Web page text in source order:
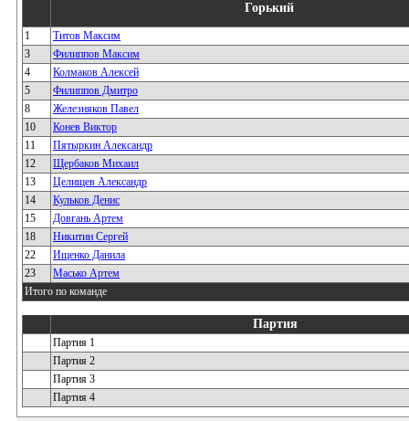
Горький
1
Титов Максим
3
Филиппов Максим
4
Колмаков Алексей
5
Филиппов Дмитро
8
Железняков Павел
10
Конев Виктор
11
Пятыркин Александр
12
Щербаков Михаил
13
Целищев Александр
14
Кульков Денис
15
Довгань Артем
18
Никитин Сергей
22
Ищенко Данила
23
Масько Артем
Итого по команде
Партия
Партия 1
Партия 2
Партия 3
Партия 4